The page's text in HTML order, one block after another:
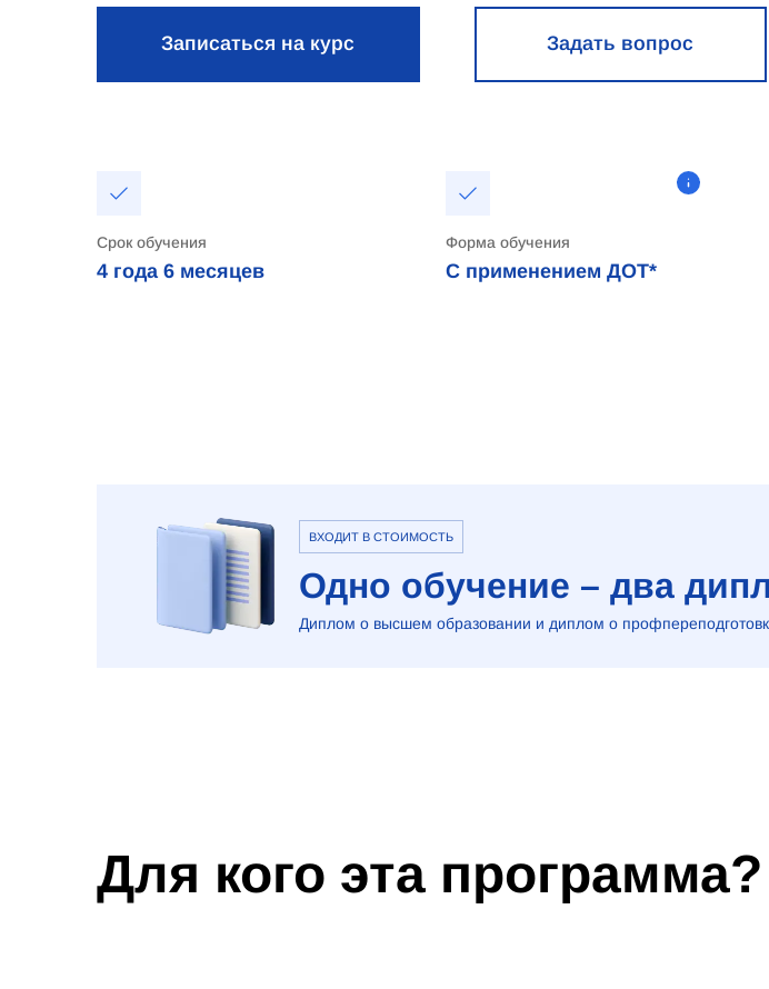
Записаться на курс Задать вопрос
Срок обучения
4 года 6 месяцев
Форма обучения
С применением ДОТ*
ВХОДИТ В СТОИМОСТЬ
Одно обучение – два
Диплом о высшем образовании и диплом о
Для кого эта программа?